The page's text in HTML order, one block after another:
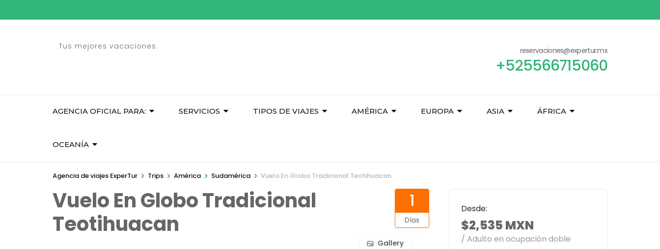
al
Tus mejores vacaciones reservaciones@expertur.mx
+525566715060
AGENCIA OFICIAL PARA: SERVICIOS TIPOS DE VIAJES AMÉRICA EUROPA ASIA ÁFRICA
OCEANÍA
Agencia de viajes ExperTur > Trips > América > Sudamérica > Vuelo En Globo Tradicional Teotihuacan
Vuelo En Globo Tradicional
Teotihuacan
1
Días
Gallery
Desde:
$2,535 MXN
/ Adulto en ocupación doble